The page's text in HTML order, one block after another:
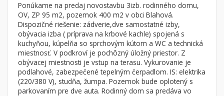
×
Trnavský (kraj)
Byt
Garsónky
Dvojgarsónky
1-izbové
Dom
Vila
Chalupa
Ponúkame na predaj novostavbu 3izb. rodinného domu,
OV, ZP 95 m2, pozemok 400 m2 v obci Blahová.
Dispozičné riešenie: zádverie,dve samostatné izby,
obývacia izba ( príprava na krbové kachle) spojená s
kuchyňou, kúpelňa so sprchovým kútom a WC a technická
miestnosť. V podkroví je pochôzný úložný priestor. Z
obývacej miestnosti je vstup na terasu. Vykurovanie je
podlahové, zabezpečené tepelným čerpadlom. IS: elektrika
(220/380 V), studňa, žumpa. Pozemok bude oplotený s
parkovaním pre dve auta. Rodinný dom sa predáva vo